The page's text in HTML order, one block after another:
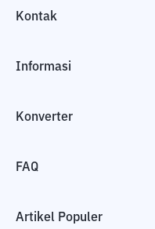
Kontak
Informasi
Konverter
FAQ
Artikel Populer